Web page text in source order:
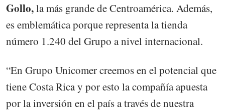
Gollo,la más grande de Centroamérica. Además,
es emblemática porque representa la tienda
número 1.240 del Grupo a nivel internacional.
“En Grupo Unicomer creemos en el potencial que
tiene Costa Rica y por esto la compañía apuesta
por la inversión en el país a través de nuestra